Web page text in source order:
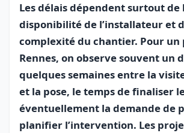
Les délais dépendent surtout de
disponibilité de l’installateur et
complexité du chantier. Pour
Rennes, on observe souvent un
quelques semaines entre la
et la pose, le temps de finaliser
éventuellement la demande de
planifier l’intervention. Les